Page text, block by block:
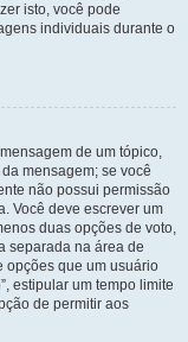
isto, você pode
individuais durante o
de um tópico,
mensagem; se você
não possui permissão
Você deve escrever um
duas opções de voto,
separada na área de
opções que um usuário
estipular um tempo limite
de permitir aos